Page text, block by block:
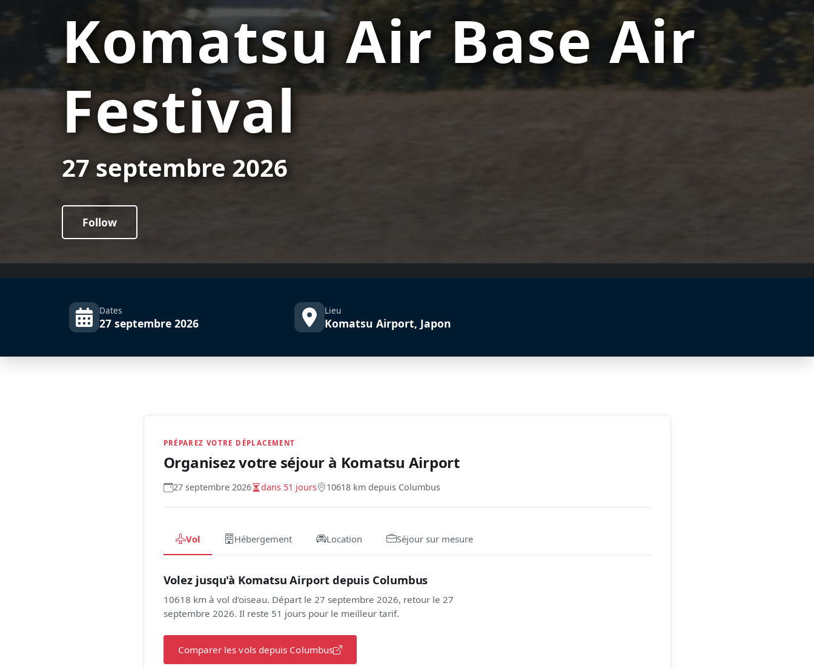
Komatsu Air Base Air
Festival
27 septembre 2026
Follow
Dates
27 septembre 2026
Lieu
Komatsu Airport, Japon
PRÉPAREZ VOTRE DÉPLACEMENT
Organisez votre séjour à Komatsu Airport
27 septembre 2026 dans 51 jours 10618 km depuis Columbus
Vol Hébergement Location Séjour sur mesure
Volez jusqu'à Komatsu Airport depuis Columbus
10618 km à vol d'oiseau. Départ le 27 septembre 2026, retour le 27
septembre 2026. Il reste 51 jours pour le meilleur tarif.
Comparer les vols depuis Columbus